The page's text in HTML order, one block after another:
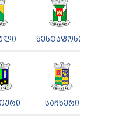
ᲖᲔᲡᲢᲐᲤᲝᲜᲘ
ᲡᲐᲩᲮᲔᲠᲘ